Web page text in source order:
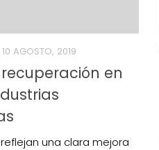
10 AGOSTO, 2019
en
una clara mejora